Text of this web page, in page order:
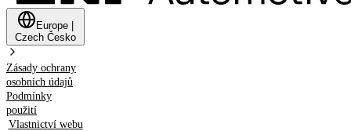
Europe
Czech Česko
Zásady ochrany
osobních údajů
Podmínky
použití
Vlastnictví webu